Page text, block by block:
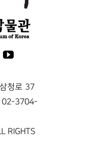
청로 37
02-3704-
RIGHTS